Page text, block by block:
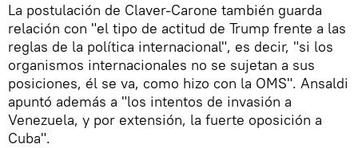
La postulación de Claver-Carone también guarda
relación con "el tipo de actitud de Trump frente a las
reglas de la política internacional", es decir, "si los
organismos internacionales no se sujetan a sus
posiciones, él se va, como hizo con la OMS". Ansaldi
apuntó además a "los intentos de invasión a
Venezuela, y por extensión, la fuerte oposición a
Cuba".